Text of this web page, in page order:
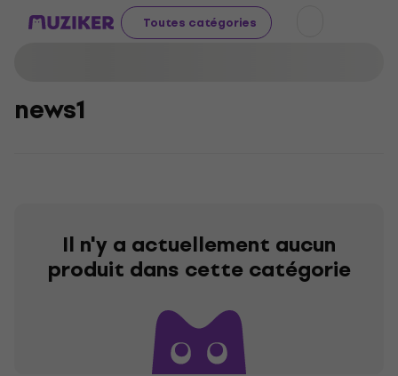
Toutes catégories
news1
Il n'y a actuellement aucun
produit dans cette catégorie